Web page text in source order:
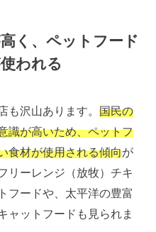
く、ペットフード
われる
も沢山あります。国民の
識が高いため、ペットフ
食材が使用される傾向が
リーレンジ（放牧）チキ
フードや、太平洋の豊富
ャットフードも見られま